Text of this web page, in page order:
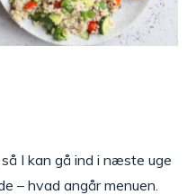
I kan gå ind i næste uge
– hvad angår menuen.